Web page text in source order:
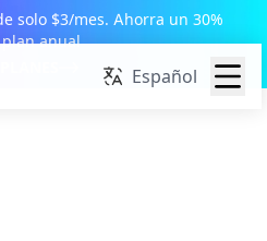
solo $3/mes. Ahorra un 30%
anual
Español